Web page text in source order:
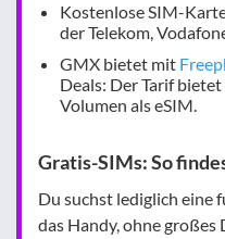
Kostenlose SIM-
der Telekom,
GMX bietet mit
Deals: Der Tarif
Volumen als eSIM.
Gratis-SIMs: So
Du suchst lediglich
das Handy, ohne großes